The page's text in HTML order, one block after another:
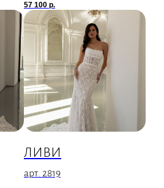
57 100 р.
ЛИВИ
арт. 2819